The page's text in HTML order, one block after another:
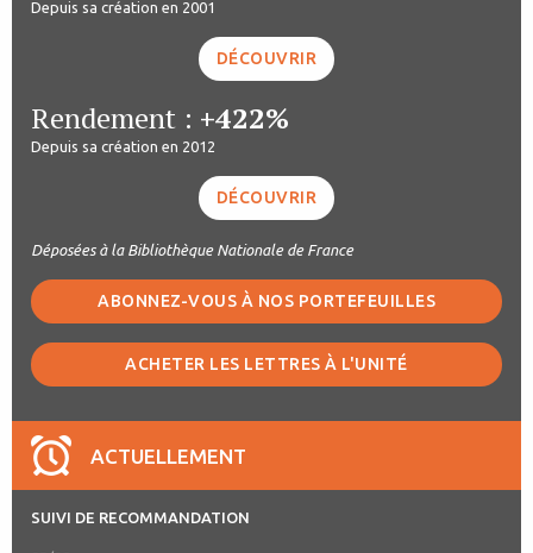
Depuis sa création en 2001
DÉCOUVRIR
Rendement : +422%
Depuis sa création en 2012
DÉCOUVRIR
Déposées à la Bibliothèque Nationale de France
ABONNEZ-VOUS À NOS PORTEFEUILLES
ACHETER LES LETTRES À L'UNITÉ
ACTUELLEMENT
SUIVI DE RECOMMANDATION